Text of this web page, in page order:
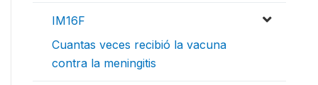
IM16F
Cuantas veces recibió la vacuna
contra la meningitis